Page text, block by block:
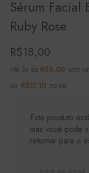
Sérum Facial
Ruby Rose
R$18,00
Até 3x de R$6,00 sem
ou R$17,10 no pix
Este produto
mas você pode
retornar para o